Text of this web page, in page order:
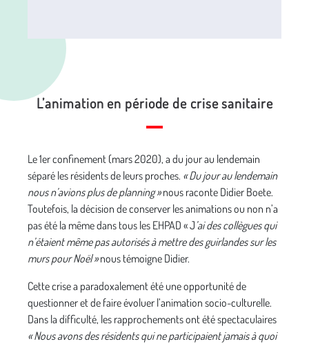
L’animation en période de crise sanitaire
Le 1er confinement (mars 2020), a du jour au lendemain
séparé les résidents de leurs proches. « Du jour au lendemain
nous n’avions plus de planning »nous raconte Didier Boete.
Toutefois, la décision de conserver les animations ou non n’a
pas été la même dans tous les EHPAD « J ’ai des collègues qui
n’étaient même pas autorisés à mettre des guirlandes sur les
murs pour Noël »nous témoigne Didier.
Cette crise a paradoxalement été une opportunité de
questionner et de faire évoluer l’animation socio-culturelle.
Dans la difficulté, les rapprochements ont été spectaculaires
« Nous avons des résidents qui ne participaient jamais à quoi